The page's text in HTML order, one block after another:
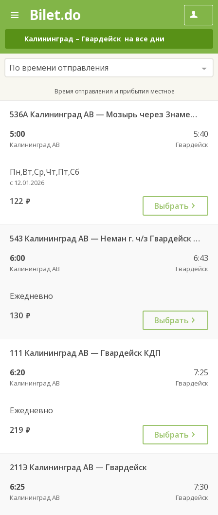
—
Поиск
и
покупка
билетов
на
автобус
онлайн
Bilet.do
Калининград – Гвардейск на все дни
По времени отправления
Время отправления и прибытия местное
536А Калининград АВ — Мозырь через Знаменск
5:00
Калининград АВ
5:40
Гвардейск
Пн,Вт,Ср,Чт,Пт,Сб
с 12.01.2026
122 руб. Выбрать
543 Калининград АВ — Неман г. ч/з Гвардейск КДП, Большаково п.
6:00
Калининград АВ
6:43
Гвардейск
Ежедневно
130 руб. Выбрать
111 Калининград АВ — Гвардейск КДП
6:20
Калининград АВ
7:25
Гвардейск
Ежедневно
219 руб. Выбрать
211Э Калининград АВ — Гвардейск
6:25
Калининград АВ
7:30
Гвардейск